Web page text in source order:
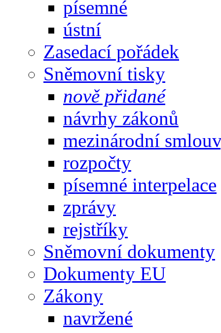
písemné
ústní
Zasedací pořádek
Sněmovní tisky
nově přidané
návrhy zákonů
mezinárodní
rozpočty
písemné interpelace
zprávy
rejstříky
Sněmovní dokumenty
Dokumenty EU
Zákony
navržené